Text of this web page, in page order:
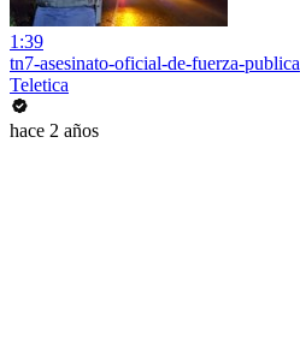
1:39
tn7-asesinato-oficial-de-fuerza-publica
Teletica
hace 2 años